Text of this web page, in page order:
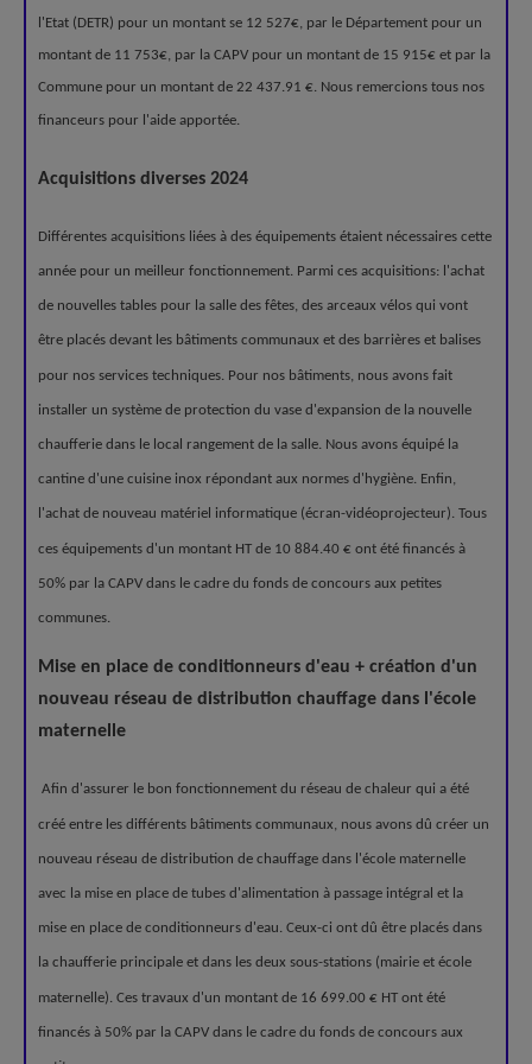
l'Etat (DETR) pour un montant se 12 527€, par le Département pour un
montant de 11 753€, par la CAPV pour un montant de 15 915€ et par la
Commune pour un montant de 22 437.91 €. Nous remercions tous nos
financeurs pour l'aide apportée.
Acquisitions diverses 2024
Différentes acquisitions liées à des équipements étaient nécessaires cette
année pour un meilleur fonctionnement. Parmi ces acquisitions: l'achat
de nouvelles tables pour la salle des fêtes, des arceaux vélos qui vont
être placés devant les bâtiments communaux et des barrières et balises
pour nos services techniques. Pour nos bâtiments, nous avons fait
installer un système de protection du vase d'expansion de la nouvelle
chaufferie dans le local rangement de la salle. Nous avons équipé la
cantine d'une cuisine inox répondant aux normes d'hygiène. Enfin,
l'achat de nouveau matériel informatique (écran-vidéoprojecteur). Tous
ces équipements d'un montant HT de 10 884.40 € ont été financés à
50% par la CAPV dans le cadre du fonds de concours aux petites
communes.
Mise en place de conditionneurs d'eau + création d'un
nouveau réseau de distribution chauffage dans l'école
maternelle
Afin d'assurer le bon fonctionnement du réseau de chaleur qui a été
créé entre les différents bâtiments communaux, nous avons dû créer un
nouveau réseau de distribution de chauffage dans l'école maternelle
avec la mise en place de tubes d'alimentation à passage intégral et la
mise en place de conditionneurs d'eau. Ceux-ci ont dû être placés dans
la chaufferie principale et dans les deux sous-stations (mairie et école
maternelle). Ces travaux d'un montant de 16 699.00 € HT ont été
financés à 50% par la CAPV dans le cadre du fonds de concours aux